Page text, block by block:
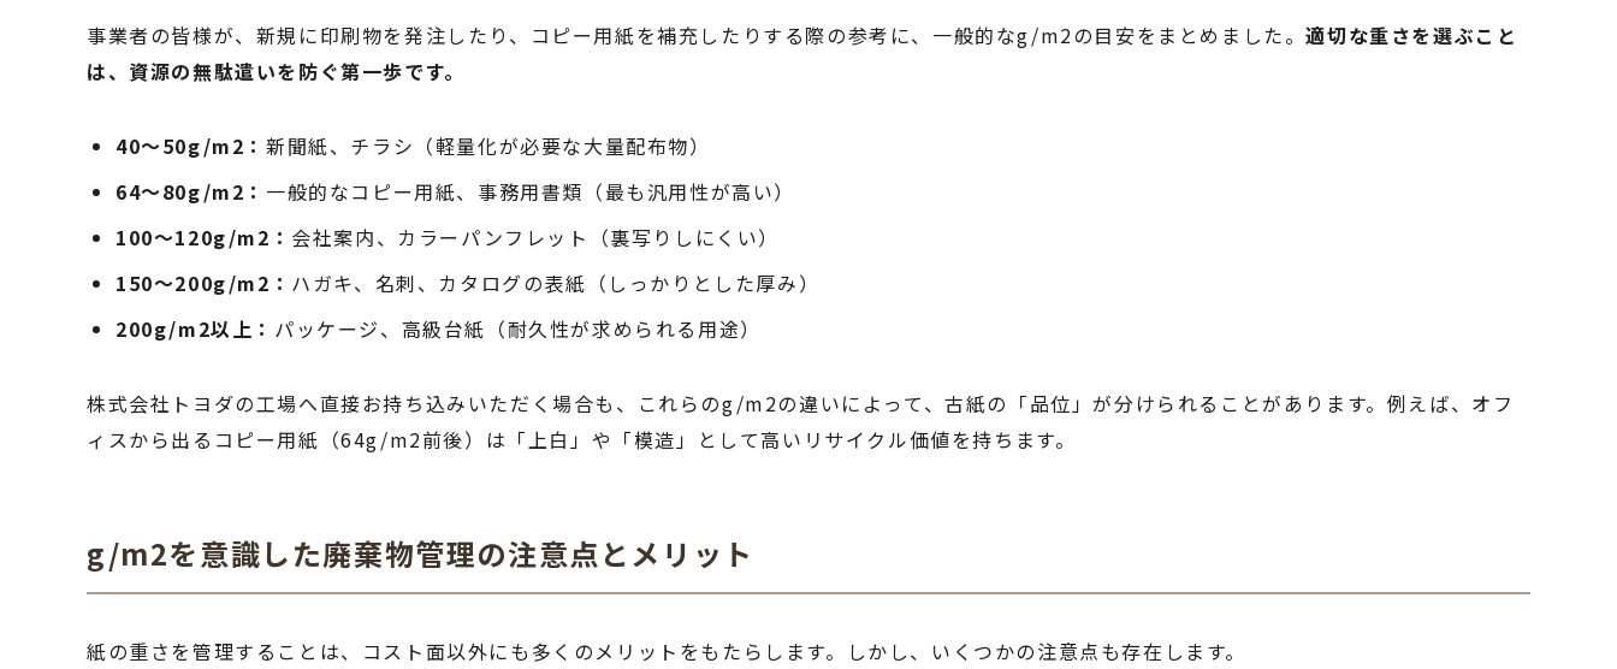
事業者の皆様が、新規に印刷物を発注したり、コピー用紙を補充したりする際の参考に、一般的なg/m2の目安をまとめました。適切な重さを選ぶこと
は、資源の無駄遣いを防ぐ第一歩です。
40〜50g/m2：新聞紙、チラシ（軽量化が必要な大量配布物）
64〜80g/m2： 一般的なコピー用紙、事務用書類（最も汎用性が高い）
100〜120g/m2： 会社案内、カラーパンフレット（裏写りしにくい）
150〜200g/m2： ハガキ、名刺、カタログの表紙（しっかりとした厚み）
200g/m2以上： パッケージ、高級台紙（耐久性が求められる用途）
株式会社トヨダの工場へ直接お持ち込みいただく場合も、これらのg/m2の違いによって、古紙の「品位」が分けられることがあります。例えば、オフ
ィスから出るコピー用紙（64g/m2前後）は「上白」や「模造」として高いリサイクル価値を持ちます。
g/m2を意識した廃棄物管理の注意点とメリット
紙の重さを管理することは、コスト面以外にも多くのメリットをもたらします。しかし、いくつかの注意点も存在します。